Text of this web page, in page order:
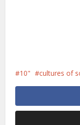
10" cultures of